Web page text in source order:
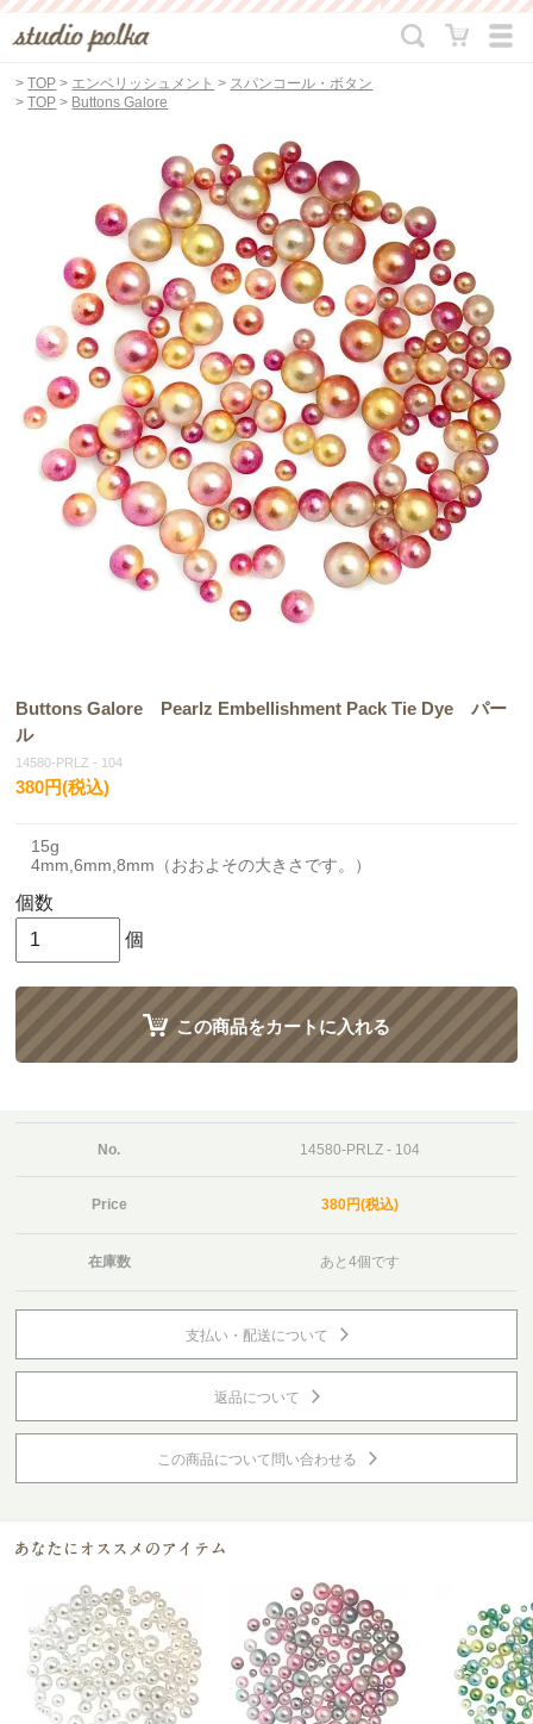
>TOP > エンベリッシュメント > スパンコール・ボタン
>TOP > Buttons Galore
Buttons Galore Pearlz Embellishment Pack Tie Dye パー
ル
14580-PRLZ - 104
380円(税込)
15g
4mm,6mm,8mm（おおよその大きさです。）
個数
個
この商品をカートに入れる
No. 14580-PRLZ - 104
Price 380円(税込)
在庫数 あと4個です
支払い・配送について
返品について
この商品について問い合わせる